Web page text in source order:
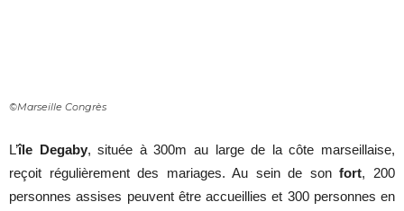
©Marseille Congrès
L’île Degaby, située à 300m au large de la côte marseillaise,
reçoit régulièrement des mariages. Au sein de sonfort, 200
personnes assises peuvent être accueillies et 300 personnes en